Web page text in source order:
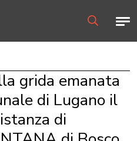
grida emanata
di Lugano il
di